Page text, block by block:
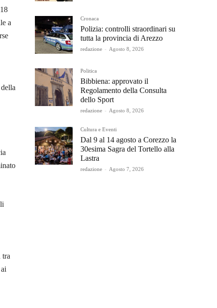
a
tra
Cronaca
Polizia: controlli straordinari su
tutta la provincia di Arezzo
redazione - Agosto 8, 2026
Politica
Bibbiena: approvato il
Regolamento della Consulta
dello Sport
redazione - Agosto 8, 2026
Cultura e Eventi
Dal 9 al 14 agosto a Corezzo la
30esima Sagra del Tortello alla
Lastra
redazione - Agosto 7, 2026